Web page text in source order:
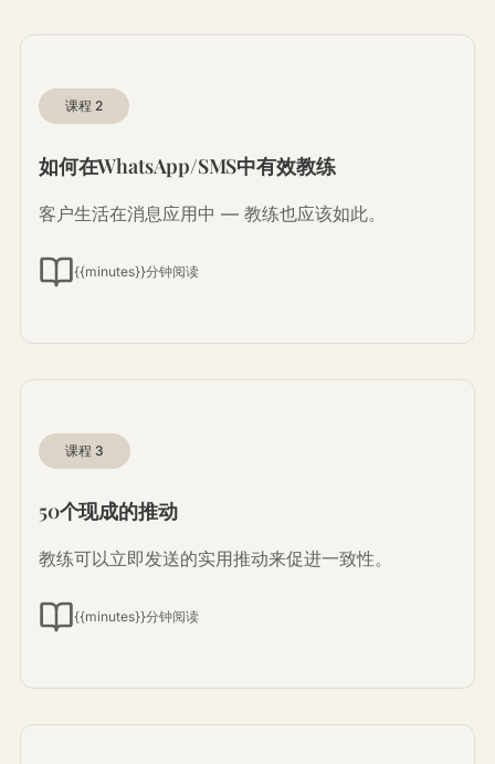
课程 2
如何在WhatsApp/SMS中有效教练
客户生活在消息应用中 — 教练也应该如此。
{{minutes}}分钟阅读
课程 3
50个现成的推动
教练可以立即发送的实用推动来促进一致性。
{{minutes}}分钟阅读